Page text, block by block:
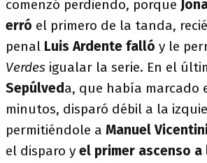
comenzó perdiendo, porque
erró el primero de la tanda,
penal Luis Ardente falló y le
Verdes igualar la serie. En el
Sepúlveda, que había marcado
minutos, disparó débil a la
permitiéndole a Manuel
el disparo y el primer ascenso a